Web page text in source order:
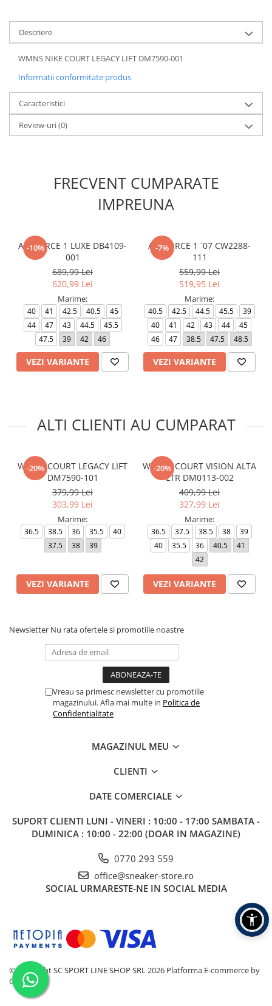
Descriere
WMNS NIKE COURT LEGACY LIFT DM7590-001
Informatii conformitate produs
Caracteristici
Review-uri(0)
FRECVENT CUMPARATE
IMPREUNA
-10%
AIR FORCE 1 LUXE DB4109-
001
689,99 Lei
620,99 Lei
Marime:
40 41 42.5 40.5
45
44
47 43 44.5
45.5
47.5
39 42 46
VEZI VARIANTE
-7%
AIR FORCE 1 `07 CW2288-
111
559,99 Lei
519,95 Lei
Marime:
40.5 42.5 44.5 45.5
39
40
41 42 43 44
45
46
47 38.5 47.5 48.5
VEZI VARIANTE
ALTI CLIENTI AU CUMPARAT
-20%
WMNS COURT LEGACY LIFT
DM7590-101
379,99 Lei
303,99 Lei
Marime:
36.5 38.5 36 35.5
40
37.5
38 39
VEZI VARIANTE
-20%
W NIKE COURT VISION ALTA
LTR DM0113-002
409,99 Lei
327,99 Lei
Marime:
36.5 37.5 38.5 38
39
40
35.5 36 40.5
41
42
VEZI VARIANTE
Newsletter Nu rata ofertele si promotiile noastre
Vreau sa primesc newsletter cu promotiile
magazinului. Afla mai multe in Politica de
Confidentialitate
MAGAZINUL MEU
CLIENTI
DATE COMERCIALE
SUPORT CLIENTI LUNI - VINERI : 10:00 - 17:00 SAMBATA -
DUMINICA : 10:00 - 22:00 (DOAR IN MAGAZINE)
0770 293 559
office@sneaker-store.ro
SOCIAL URMARESTE-NE IN SOCIAL MEDIA
©Copyright SC SPORT LINE SHOP SRL 2026 Platforma E-commerce by
Gomag